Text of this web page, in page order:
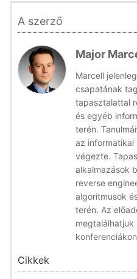
A szerző
Major
Marcell
csapatának
tapasztalattal
és egyéb
terén.
az
végezte.
alkalmazások
reverse
algoritmusok
terén. Az
Cikkek